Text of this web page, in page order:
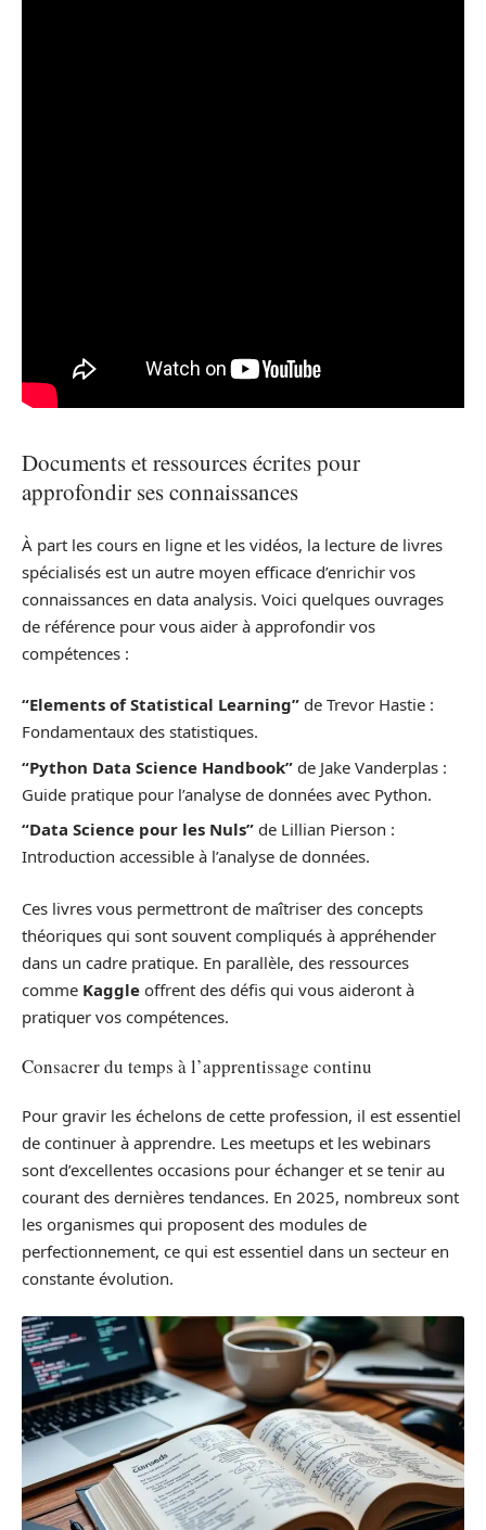
Documents et ressources écrites pour
approfondir ses connaissances
À part les cours en ligne et les vidéos, la lecture de livres
spécialisés est un autre moyen efficace d’enrichir vos
connaissances en data analysis. Voici quelques ouvrages
de référence pour vous aider à approfondir vos
compétences :
“Elements of Statistical Learning” de Trevor Hastie :
Fondamentaux des statistiques.
“Python Data Science Handbook” de Jake Vanderplas :
Guide pratique pour l’analyse de données avec Python.
“Data Science pour les Nuls” de Lillian Pierson :
Introduction accessible à l’analyse de données.
Ces livres vous permettront de maîtriser des concepts
théoriques qui sont souvent compliqués à appréhender
dans un cadre pratique. En parallèle, des ressources
comme Kaggle offrent des défis qui vous aideront à
pratiquer vos compétences.
Consacrer du temps à l’apprentissage continu
Pour gravir les échelons de cette profession, il est essentiel
de continuer à apprendre. Les meetups et les webinars
sont d’excellentes occasions pour échanger et se tenir au
courant des dernières tendances. En 2025, nombreux sont
les organismes qui proposent des modules de
perfectionnement, ce qui est essentiel dans un secteur en
constante évolution.